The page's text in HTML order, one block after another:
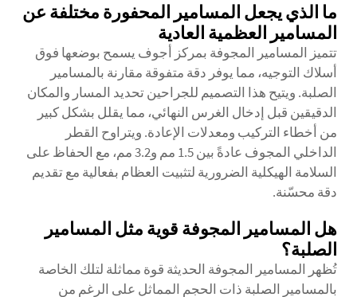
ما الذي يجعل المسامير المحفورة مختلفة عن
المسامير العظمية العادية
تتميز المسامير المجوفة بمركز أجوف يسمح بوضعها فوق
أسلاك التوجيه، مما يوفر دقة متفوقة مقارنة بالمسامير
الصلبة. ويتيح هذا التصميم للجراحين تحديد المسار والمكان
الدقيقين قبل إدخال الغرس النهائي، مما يقلل بشكل كبير
من أخطاء التركيب ومعدلات الإعادة. ويتراوح القطر
الداخلي المجوف عادةً بين 1.5 مم و3.2 مم، مع الحفاظ على
السلامة الهيكلية الضرورية لتثبيت العظام بفعالية مع تقديم
دقة محسّنة.
هل المسامير المجوفة قوية مثل المسامير
الصلبة؟
تُظهر المسامير المجوفة الحديثة قوة مماثلة لتلك الخاصة
بالمسامير الصلبة ذات الحجم المماثل على الرغم من